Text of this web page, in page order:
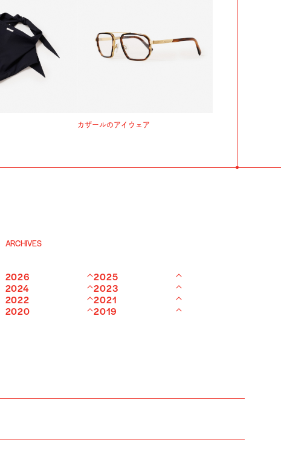
カザールのアイウェア
ARCHIVES
2026
2025
2024
2023
2022
2021
2020
2019